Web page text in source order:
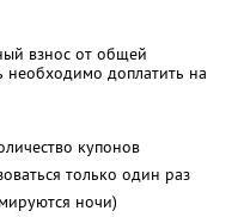
взнос от общей
необходимо доплатить на
купонов
только один раз
ночи)